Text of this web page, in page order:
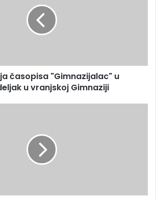
časopisa "Gimnazijalac" u
u vranjskoj Gimnaziji